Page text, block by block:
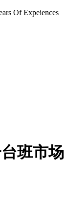
Of Expeiences
班市场